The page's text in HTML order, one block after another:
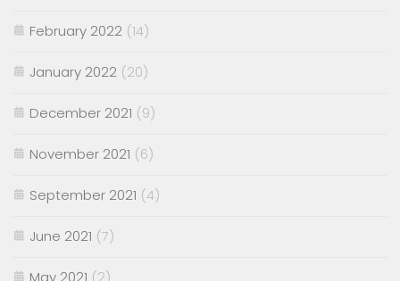
February 2022 (14)
January 2022 (20)
December 2021 (9)
November 2021 (6)
September 2021 (4)
June 2021 (7)
May 2021 (2)